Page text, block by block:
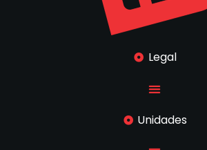
Legal
Unidades